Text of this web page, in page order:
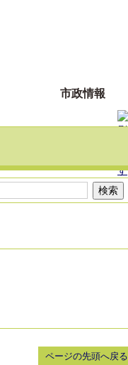
市政情報
ページの先頭へ戻る